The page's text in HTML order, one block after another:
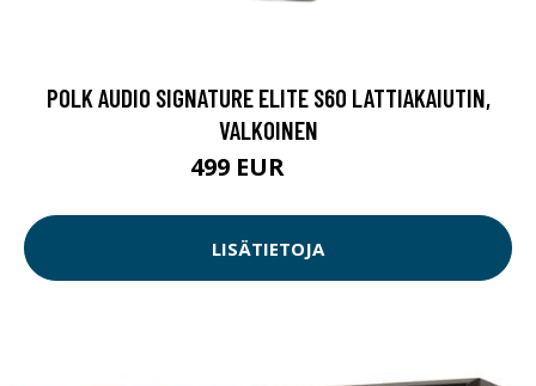
POLK AUDIO SIGNATURE ELITE S60 LATTIAKAIUTIN,
VALKOINEN
499 EUR
LISÄTIETOJA